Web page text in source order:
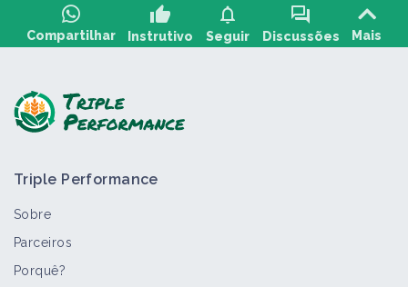
Compartilhar
thumb_up
Instrutivo
notifications
Seguir
forum
Discussões Mais
Triple Performance
Sobre
Parceiros
Porquê?